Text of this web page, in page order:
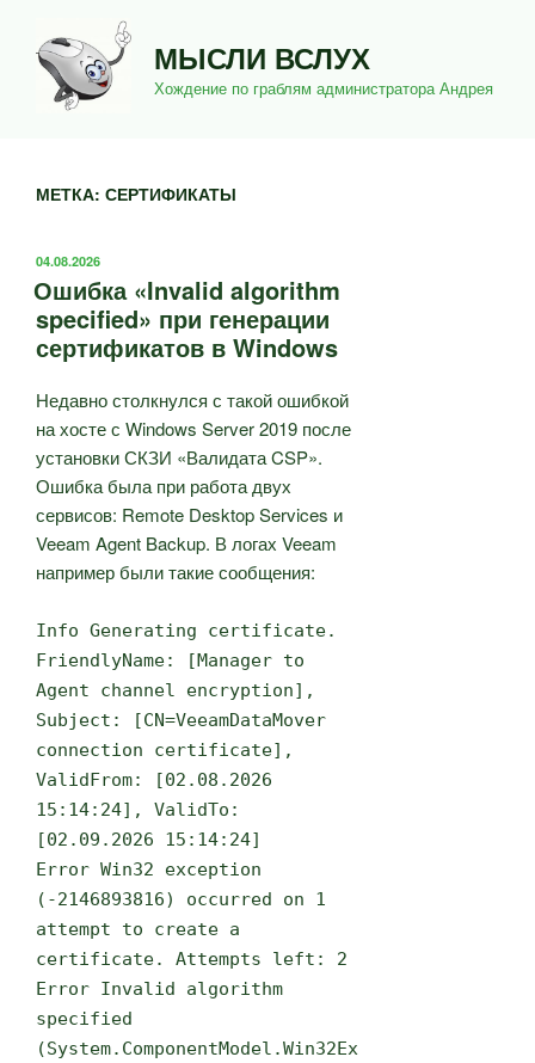
содержимому
МЫСЛИ ВСЛУХ
Хождение по граблям администратора Андрея
МЕТКА: СЕРТИФИКАТЫ
ОПУБЛИКОВАНО
04.08.2026
Ошибка «Invalid algorithm
specified» при генерации
сертификатов в Windows
Недавно столкнулся с такой ошибкой
на хосте с Windows Server 2019 после
установки СКЗИ «Валидата CSP».
Ошибка была при работа двух
сервисов: Remote Desktop Services и
Veeam Agent Backup. В логах Veeam
например были такие сообщения:
Info Generating certificate.
FriendlyName: [Manager to
Agent channel encryption],
Subject: [CN=VeeamDataMover
connection certificate],
ValidFrom: [02.08.2026
15:14:24], ValidTo:
[02.09.2026 15:14:24]
Error Win32 exception
(-2146893816) occurred on 1
attempt to create a
certificate. Attempts left: 2
Error Invalid algorithm
specified
(System.ComponentModel.Win32Ex